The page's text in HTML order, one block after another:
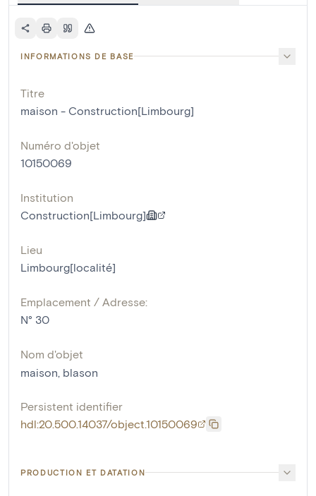
INFORMATIONS DE BASE
Titre
maison - Construction[Limbourg]
Numéro d'objet
10150069
Institution
Construction[Limbourg]
Lieu
Limbourg[localité]
Emplacement / Adresse:
N° 30
Nom d'objet
maison blason
Persistent identifier
hdl:20.500.14037/object.10150069
PRODUCTION ET DATATION